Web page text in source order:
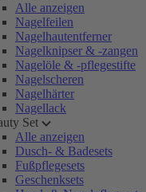
Alle anzeigen
Nagelfeilen
Nagelhautentferner
Nagelknipser & -zangen
Nagelöle & -pflegestifte
Nagelscheren
Nagelhärter
Nagellack
Set
Alle anzeigen
Dusch- & Badesets
Fußpflegesets
Geschenksets